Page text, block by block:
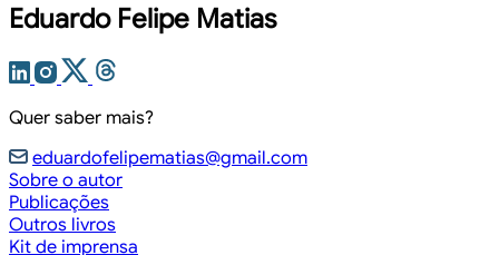
Eduardo Felipe Matias
Quer saber mais?
eduardofelipematias@gmail.com
Sobre o autor
Publicações
Outros livros
Kit de imprensa